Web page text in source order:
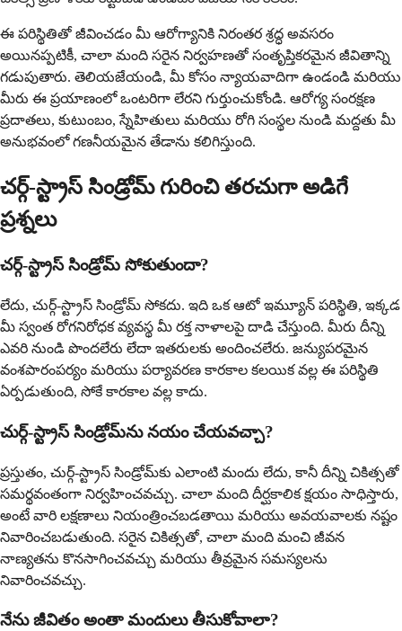
ఈ పరిస్థితితో జీవించడం మీ ఆరోగ్యానికి నిరంతర శ్రద్ధ అవసరం
అయినప్పటికీ, చాలా మంది సరైన నిర్వహణతో సంతృప్తికరమైన జీవితాన్ని
గడుపుతారు. తెలియజేయండి, మీ కోసం న్యాయవాదిగా ఉండండి మరియు
మీరు ఈ ప్రయాణంలో ఒంటరిగా లేరని గుర్తుంచుకోండి. ఆరోగ్య సంరక్షణ
ప్రదాతలు, కుటుంబం, స్నేహితులు మరియు రోగి సంస్థల నుండి మద్దతు మీ
అనుభవంలో గణనీయమైన తేడాను కలిగిస్తుంది.
చర్గ్-స్ట్రాస్ సిండ్రోమ్ గురించి తరచుగా అడిగే
ప్రశ్నలు
చర్గ్-స్ట్రాస్ సిండ్రోమ్ సోకుతుందా?
లేదు, చుర్గ్-స్ట్రాస్ సిండ్రోమ్ సోకదు. ఇది ఒక ఆటో ఇమ్యూన్ పరిస్థితి, ఇక్కడ
మీ స్వంత రోగనిరోధక వ్యవస్థ మీ రక్త నాళాలపై దాడి చేస్తుంది. మీరు దీన్ని
ఎవరి నుండి పొందలేరు లేదా ఇతరులకు అందించలేరు. జన్యుపరమైన
వంశపారంపర్యం మరియు పర్యావరణ కారకాల కలయిక వల్ల ఈ పరిస్థితి
ఏర్పడుతుంది, సోకే కారకాల వల్ల కాదు.
చుర్గ్-స్ట్రాస్ సిండ్రోమ్‌ను నయం చేయవచ్చా?
ప్రస్తుతం, చుర్గ్-స్ట్రాస్ సిండ్రోమ్‌కు ఎలాంటి మందు లేదు, కానీ దీన్ని చికిత్సతో
సమర్థవంతంగా నిర్వహించవచ్చు. చాలా మంది దీర్ఘకాలిక క్షయం సాధిస్తారు,
అంటే వారి లక్షణాలు నియంత్రించబడతాయి మరియు అవయవాలకు నష్టం
నివారించబడుతుంది. సరైన చికిత్సతో, చాలా మంది మంచి జీవన
నాణ్యతను కొనసాగించవచ్చు మరియు తీవ్రమైన సమస్యలను
నివారించవచ్చు.
నేను జీవితం అంతా మందులు తీసుకోవాలా?